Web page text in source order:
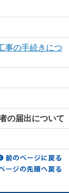
事の手続きにつ
の届出について